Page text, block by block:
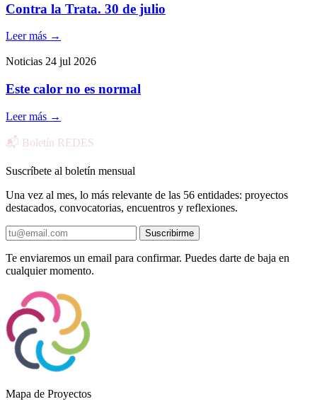
Contra la Trata. 30 de julio
Leer más →
Noticias 24 jul 2026
Este calor no es normal
Leer más →
📬 Boletín REDES
Suscríbete al boletín mensual
Una vez al mes, lo más relevante de las 56 entidades: proyectos
destacados, convocatorias, encuentros y reflexiones.
Suscribirme
Te enviaremos un email para confirmar. Puedes darte de baja en
cualquier momento.
Mapa de Proyectos